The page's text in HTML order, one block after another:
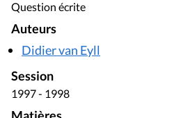
Question écrite
Auteurs
Didier van Eyll
Session
1997 - 1998